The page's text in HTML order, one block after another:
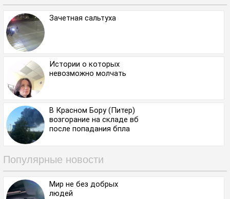
Зачетная сальтуха
Истории о которых
невозможно молчать
В Красном Бору (Питер)
возгорание на складе вб
после попадания бпла
Популярные новости
Мир не без добрых
людей